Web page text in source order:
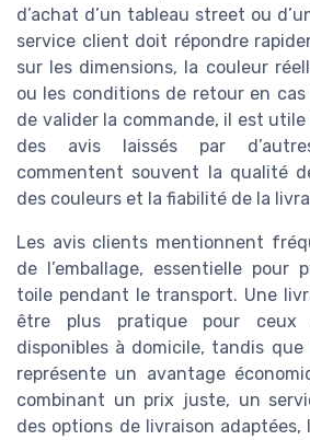
d’achat d’un tableau street ou
service client doit répondre
sur les dimensions, la couleur
ou les conditions de retour en cas
de valider la commande, il est
des avis laissés par
commentent souvent la qualité
des couleurs et la fiabilité de la
Les avis clients mentionnent
de l’emballage, essentielle pour
toile pendant le transport. Une
être plus pratique pour
disponibles à domicile, tandis
représente un avantage
combinant un prix juste, un
des options de livraison adaptées,